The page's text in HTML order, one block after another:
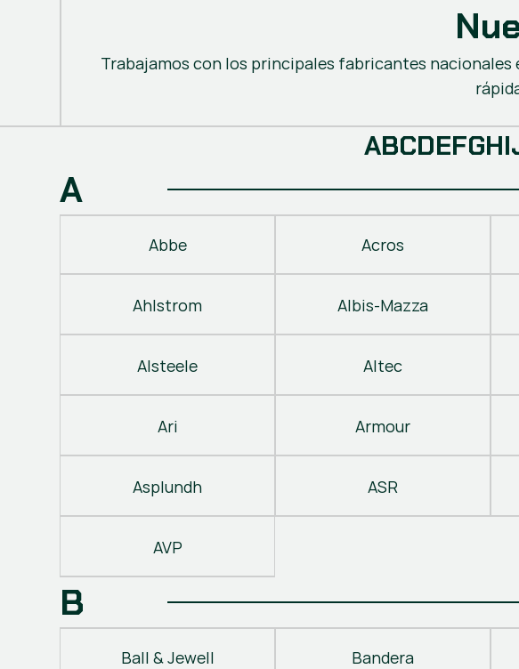
Trabajamos con los principales fabricantes
ABCDEFGHI
A
Abbe Acros
Ahlstrom Albis-Mazza
Alsteele Altec
Ari Armour
Asplundh ASR
AVP
B
Ball & Jewell Bandera